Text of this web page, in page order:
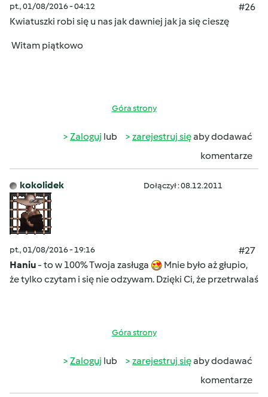
pt., 01/08/2016 - 04:12
#26
Kwiatuszki robi się u nas jak dawniej jak ja się cieszę
Witam piątkowo
Góra strony
Zaloguj lub zarejestruj sięaby dodawać
komentarze
kokolidek Dołączył : 08.12.2011
pt., 01/08/2016 - 19:16
#27
Haniu- to w 100% Twoja zasługa
Mnie było aż głupio,
że tylko czytam i się nie odzywam. Dzięki Ci, że przetrwalaś
Góra strony
Zaloguj lub zarejestruj sięaby dodawać
komentarze